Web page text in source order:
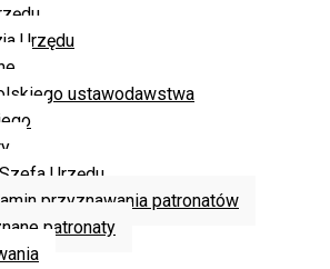
Urzędu
ustawodawstwa
Urzędu
przyznawania patronatów
patronaty